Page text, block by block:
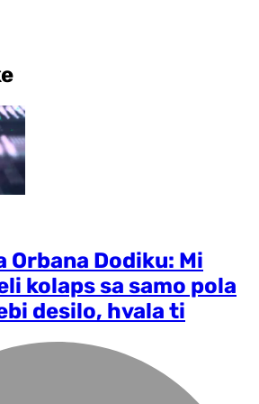
Orbana Dodiku: Mi
kolaps sa samo pola
desilo, hvala ti